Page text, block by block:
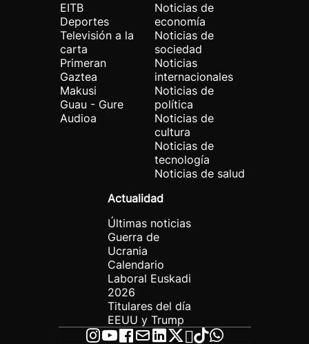
EITB
Deportes
Televisión a la
carta
Primeran
Gaztea
Makusi
Guau - Gure
Audioa
Noticias de
economía
Noticias de
sociedad
Noticias
internacionales
Noticias de
política
Noticias de
cultura
Noticias de
tecnología
Noticias de salud
Actualidad
Últimas noticias
Guerra de
Ucrania
Calendario
Laboral Euskadi
2026
Titulares del día
EEUU y Trump